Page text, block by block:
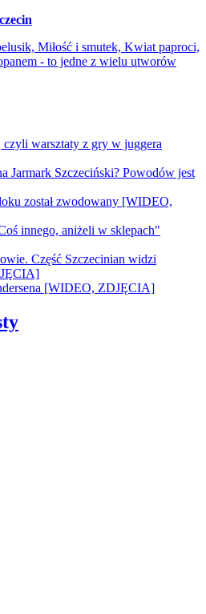
Miłość i smutek, Kwiat paproci,
- to jedne z wielu utworów
warsztaty z gry w juggera
Jarmark Szczeciński? Powodów jest
został zwodowany [WIDEO,
innego, aniżeli w sklepach"
Część Szczecinian widzi
[WIDEO, ZDJĘCIA]